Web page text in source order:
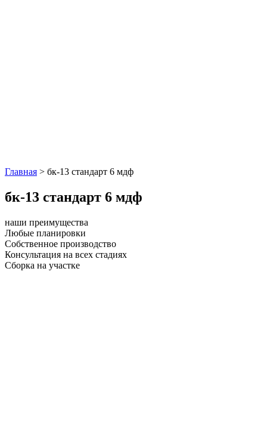
Главная > бк-13 стандарт 6 мдф
бк-13 стандарт 6 мдф
наши преимущества
Любые планировки
Собственное производство
Консультация на всех стадиях
Сборка на участке